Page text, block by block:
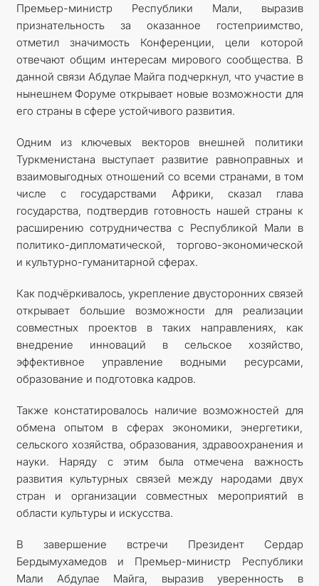
Премьер-министр Республики Мали, выразив
признательность за оказанное гостеприимство,
отметил значимость Конференции, цели которой
отвечают общим интересам мирового сообщества. В
данной связи Абдулае Майга подчеркнул, что участие в
нынешнем Форуме открывает новые возможности для
его страны в сфере устойчивого развития.
Одним из ключевых векторов внешней политики
Туркменистана выступает развитие равноправных и
взаимовыгодных отношений со всеми странами, в том
числе с государствами Африки, сказал глава
государства, подтвердив готовность нашей страны к
расширению сотрудничества с Республикой Мали в
политико-дипломатической, торгово-экономической
и культурно-гуманитарной сферах.
Как подчёркивалось, укрепление двусторонних связей
открывает большие возможности для реализации
совместных проектов в таких направлениях, как
внедрение инноваций в сельское хозяйство,
эффективное управление водными ресурсами,
образование и подготовка кадров.
Также констатировалось наличие возможностей для
обмена опытом в сферах экономики, энергетики,
сельского хозяйства, образования, здравоохранения и
науки. Наряду с этим была отмечена важность
развития культурных связей между народами двух
стран и организации совместных мероприятий в
области культуры и искусства.
В завершение встречи Президент Сердар
Бердымухамедов и Премьер-министр Республики
Мали Абдулае Майга, выразив уверенность в